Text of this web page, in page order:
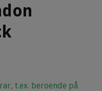
t.ex. beroende på